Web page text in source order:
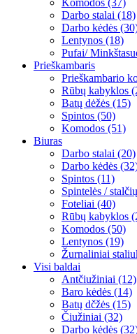
Komodos (37)
Darbo stalai (18)
Darbo kėdės
Lentynos (18)
Pufai/
Prieškambaris
Prieškambario
Rūbų kabyklos
Batų dėžės (15)
Spintos (50)
Komodos (51)
Biuras
Darbo stalai (20)
Darbo kėdės
Spintos (11)
Spintelės /
Foteliai (40)
Rūbų kabyklos
Komodos (50)
Lentynos (19)
Žurnaliniai
Visi baldai
Antčiužiniai (12)
Baro kėdės (14)
Batų dčžės (15)
Čiužiniai (32)
Darbo kėdės